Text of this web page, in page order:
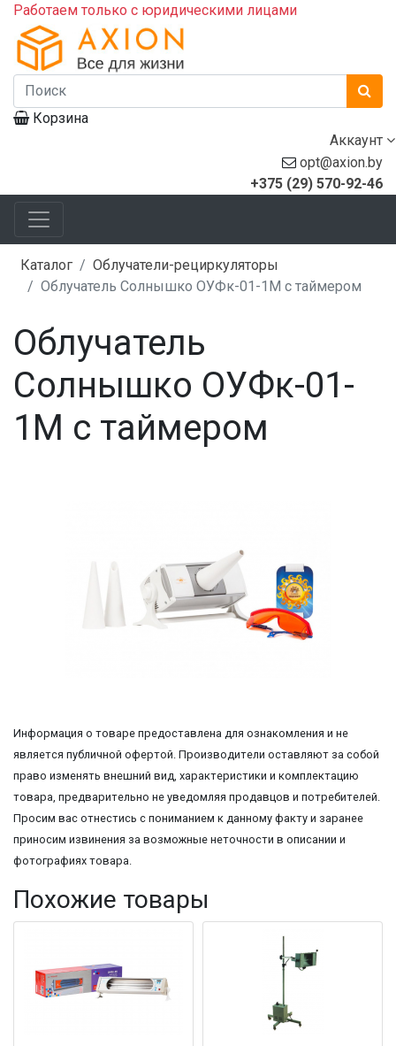
Работаем только с юридическими лицами
Корзина
Аккаунт
opt@axion.by
+375 (29) 570-92-46
Каталог
Облучатели-рециркуляторы
Облучатель Солнышко ОУФк-01-1М с таймером
Облучатель
Солнышко ОУФк-01-
1М с таймером
Информация о товаре предоставлена для ознакомления и не
является публичной офертой. Производители оставляют за собой
право изменять внешний вид, характеристики и комплектацию
товара, предварительно не уведомляя продавцов и потребителей.
Просим вас отнестись с пониманием к данному факту и заранее
приносим извинения за возможные неточности в описании и
фотографиях товара.
Похожие товары